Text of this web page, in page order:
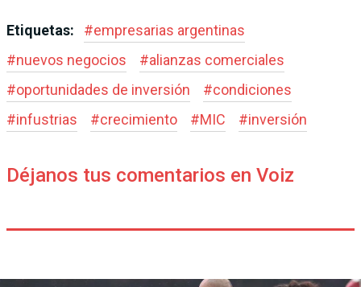
Etiquetas: #empresarias argentinas
#nuevos negocios #alianzas comerciales
#oportunidades de inversión #condiciones
#infustrias #crecimiento #MIC #inversión
Déjanos tus comentarios en Voiz